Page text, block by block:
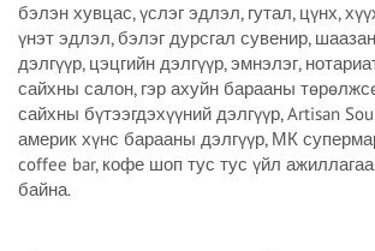
бэлэн хувцас, үслэг эдлэл, гутал, цүнх,
үнэт эдлэл, бэлэг дурсгал сувенир,
дэлгүүр, цэцгийн дэлгүүр, эмнэлэг,
сайхны салон, гэр ахуйн барааны
сайхны бүтээгдэхүүний дэлгүүр, Artisan
америк хүнс барааны дэлгүүр, МК
coffee bar, кофе шоп тус тус үйл
байна.